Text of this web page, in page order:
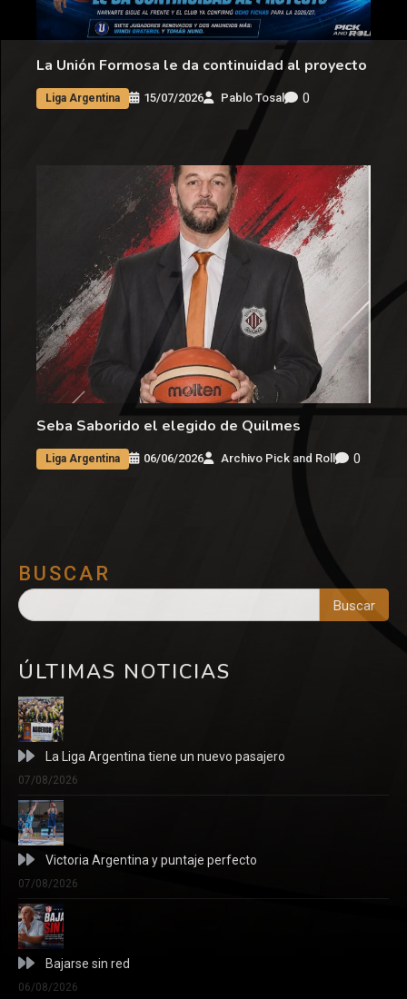
La Unión Formosa le da continuidad al proyecto
Liga Argentina 15/07/2026 Pablo Tosal 0
Seba Saborido el elegido de Quilmes
Liga Argentina 06/06/2026 Archivo Pick and Roll 0
BUSCAR
Buscar
ÚLTIMAS NOTICIAS
La Liga Argentina tiene un nuevo pasajero
07/08/2026
Victoria Argentina y puntaje perfecto
07/08/2026
Bajarse sin red
06/08/2026